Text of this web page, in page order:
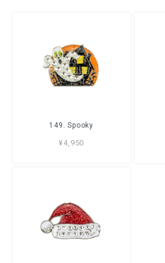
149. Spooky
¥4,950